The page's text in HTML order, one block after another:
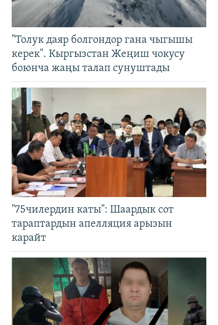
"Толук даяр болгондор гана чыгышы
керек". Кыргызстан Жеңиш чокусу
боюнча жаңы талап сунуштады
"75чилердин каты": Шаардык сот
тараптардын апелляция арызын
карайт